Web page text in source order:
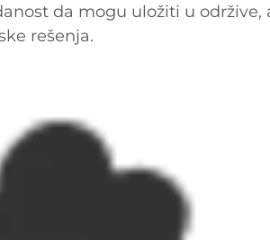
da mogu uložiti u održive,
rešenja.